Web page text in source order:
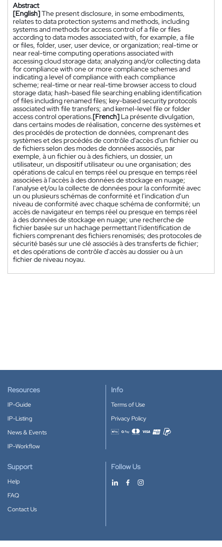
Abstract
[English]The present disclosure, in some embodiments,
relates to data protection systems and methods, including
systems and methods for access control of a file or files
according to data modes associated with, for example, a file
or files, folder, user, user device, or organization; real-time or
near real-time computing operations associated with
accessing cloud storage data; analyzing and/or collecting data
for compliance with one or more compliance schemes and
indicating a level of compliance with each compliance
scheme; real-time or near real-time browser access to cloud
storage data; hash-based file searching enabling identification
of files including renamed files; key-based security protocols
associated with file transfers; and kernel-level file or folder
access control operations.[French] La présente divulgation,
dans certains modes de réalisation, concerne des systèmes et
des procédés de protection de données, comprenant des
systèmes et des procédés de contrôle d'accès d'un fichier ou
de fichiers selon des modes de données associés, par
exemple, à un fichier ou à des fichiers, un dossier, un
utilisateur, un dispositif utilisateur ou une organisation; des
opérations de calcul en temps réel ou presque en temps réel
associées à l'accès à des données de stockage en nuage;
l'analyse et/ou la collecte de données pour la conformité avec
un ou plusieurs schémas de conformité et l'indication d'un
niveau de conformité avec chaque schéma de conformité; un
accès de navigateur en temps réel ou presque en temps réel
à des données de stockage en nuage; une recherche de
fichier basée sur un hachage permettant l'identification de
fichiers comprenant des fichiers renomisés; des protocoles de
sécurité basés sur une clé associés à des transferts de fichier;
et des opérations de contrôle d'accès au dossier ou à un
fichier de niveau noyau.
Resources
IP-Guide
IP-Listing
News & Events
IP-Workflow
Info
Terms of Use
Privacy Policy
Accepted payment methods
Support
Help
FAQ
Contact Us
Follow Us